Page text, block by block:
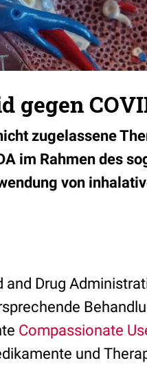
gegen
zugelassene
im Rahmen des
von
and Drug
Compassionate
und